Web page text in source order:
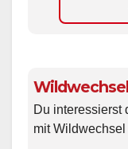
Du interessierst
mit